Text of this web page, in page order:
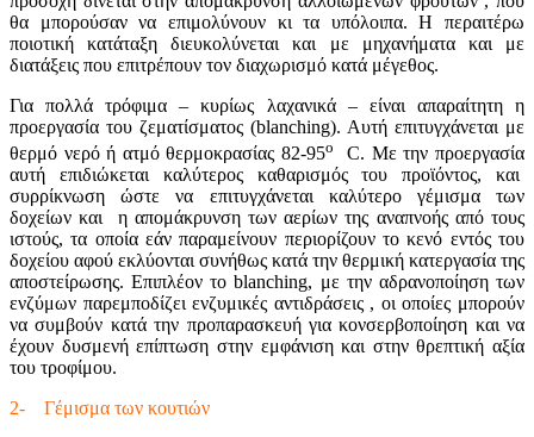
θα μπορούσαν να επιμολύνουν κι τα υπόλοιπα. Η περαιτέρω
ποιοτική κατάταξη διευκολύνεται και με μηχανήματα και με
διατάξεις που επιτρέπουν τον διαχωρισμό κατά μέγεθος.
Για πολλά τρόφιμα – κυρίως λαχανικά – είναι απαραίτητη η
προεργασία του ζεματίσματος (blanching). Αυτή επιτυγχάνεται με
θερμό νερό ή ατμό θερμοκρασίας 82-95ο
C. Με την προεργασία
αυτή επιδιώκεται καλύτερος καθαρισμός του προϊόντος, και
συρρίκνωση ώστε να επιτυγχάνεται καλύτερο γέμισμα των
δοχείων και η απομάκρυνση των αερίων της αναπνοής από τους
ιστούς, τα οποία εάν παραμείνουν περιορίζουν το κενό εντός του
δοχείου αφού εκλύονται συνήθως κατά την θερμική κατεργασία της
αποστείρωσης. Επιπλέον το blanching, με την αδρανοποίηση των
ενζύμων παρεμποδίζει ενζυμικές αντιδράσεις , οι οποίες μπορούν
να συμβούν κατά την προπαρασκευή για κονσερβοποίηση και να
έχουν δυσμενή επίπτωση στην εμφάνιση και στην θρεπτική αξία
του τροφίμου.
2- Γέμισμα των κουτιών